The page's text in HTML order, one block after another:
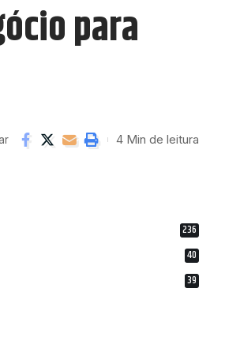
para
4 Min de leitura
236
40
39